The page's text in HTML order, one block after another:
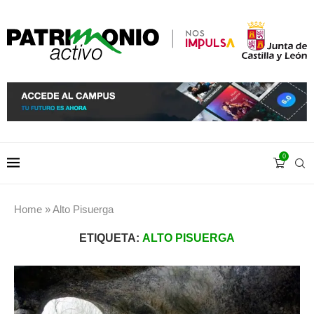
0
Home »Alto Pisuerga
ETIQUETA: ALTO PISUERGA